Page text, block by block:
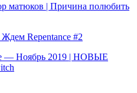
матюков | Причина полюбить
Repentance #2
— Ноябрь 2019 | НОВЫЕ